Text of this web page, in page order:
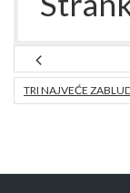
TRI NAJVEĆE